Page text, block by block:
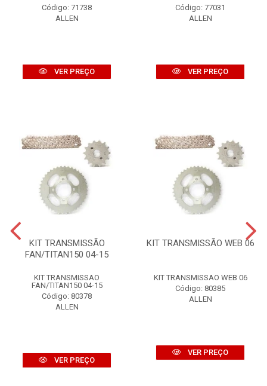
Código: 71738
ALLEN
VER PREÇO
Código: 77031
ALLEN
VER PREÇO
KIT TRANSMISSÃO
FAN/TITAN150 04-15
KIT TRANSMISSAO
FAN/TITAN150 04-15
Código: 80378
ALLEN
VER PREÇO
KIT TRANSMISSÃO WEB 06
KIT TRANSMISSAO WEB 06
Código: 80385
ALLEN
VER PREÇO